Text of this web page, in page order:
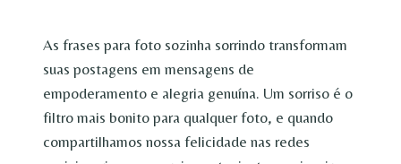
As frases para foto sozinha sorrindo transformam
suas postagens em mensagens de
empoderamento e alegria genuína. Um sorriso é o
filtro mais bonito para qualquer foto, e quando
compartilhamos nossa felicidade nas redes